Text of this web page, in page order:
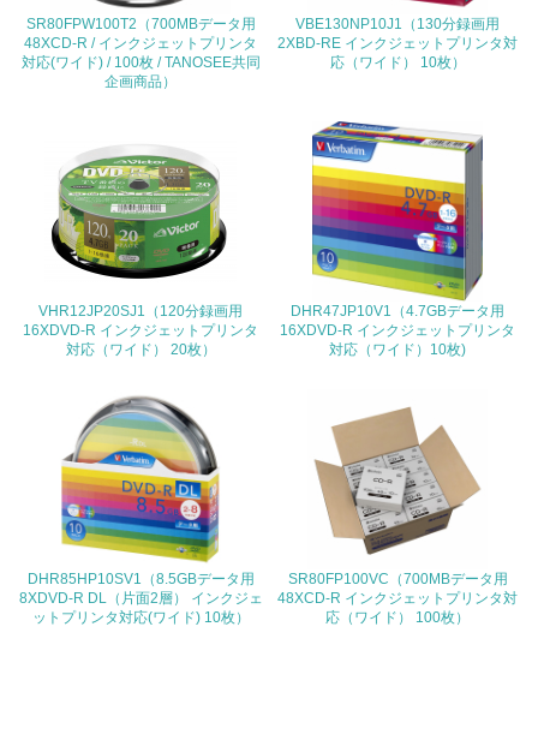
具体的な目標や計画を立てている
包装・物流
非該当（包装・物流を必要とする業務を行っていない）
<L1> 環境負荷ができるだけ小さい包装・梱包を行ってい
<L2> 環境負荷ができるだけ小さい物流を行っている
非該当（化学物質を使用していない）
<L1> 化学物質の使用量及び外部（大気・水・土壌）への
排出量削減の取り組みを行っている
SR80FPW100T2（700MBデータ用
48XCD-R / インクジェットプリンタ
対応(ワイド) / 100枚 / TANOSEE共同
企画商品）
VBE130NP10J1（130分録画用
2XBD-RE インクジェットプリンタ対
応（ワイド） 10枚）
VHR12JP20SJ1（120分録画用
16XDVD-R インクジェットプリンタ
対応（ワイド） 20枚）
DHR47JP10V1（4.7GBデータ用
16XDVD-R インクジェットプリンタ
対応（ワイド）10枚)
DHR85HP10SV1（8.5GBデータ用
8XDVD-R DL（片面2層） インクジェ
ットプリンタ対応(ワイド) 10枚）
SR80FP100VC（700MBデータ用
48XCD-R インクジェットプリンタ対
応（ワイド） 100枚）